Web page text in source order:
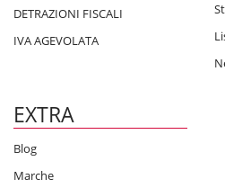
DETRAZIONI FISCALI
IVA AGEVOLATA
EXTRA
Blog
Marche